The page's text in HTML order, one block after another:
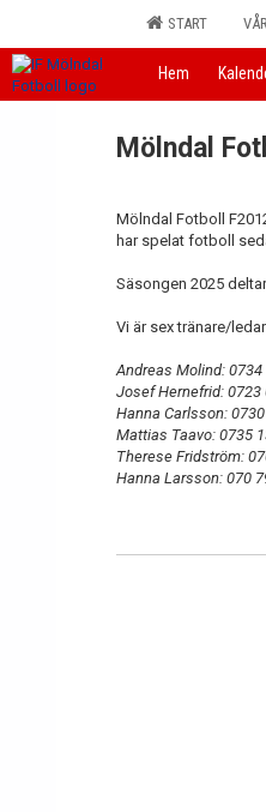
START
Hem
Mölndal
Mölndal Fotboll
har spelat fotboll
Säsongen 2025
Vi är sex tränare/
Andreas Molind: 0734
Josef Hernefrid: 0723
Hanna Carlsson:
Mattias Taavo: 0735
Therese Fridström:
Hanna Larsson: 070